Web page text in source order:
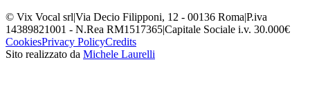
© Vix Vocal srl|Via Decio Filipponi, 12 - 00136 Roma|P.iva
14389821001 - N.Rea RM1517365|Capitale Sociale i.v. 30.000€
CookiesPrivacy PolicyCredits
Sito realizzato da Michele Laurelli